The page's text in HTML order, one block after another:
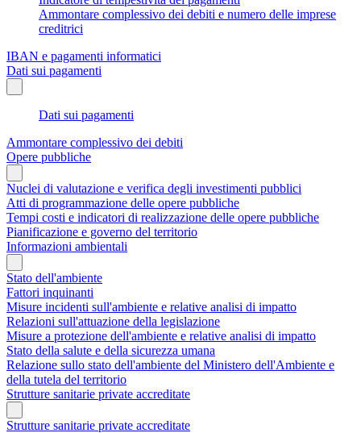
Ammontare complessivo dei debiti e numero delle imprese
creditrici
IBAN e pagamenti informatici
Dati sui pagamenti
Dati sui pagamenti
Ammontare complessivo dei debiti
Opere pubbliche
Nuclei di valutazione e verifica degli investimenti pubblici
Atti di programmazione delle opere pubbliche
Tempi costi e indicatori di realizzazione delle opere pubbliche
Pianificazione e governo del territorio
Informazioni ambientali
Stato dell'ambiente
Fattori inquinanti
Misure incidenti sull'ambiente e relative analisi di impatto
Relazioni sull'attuazione della legislazione
Misure a protezione dell'ambiente e relative analisi di impatto
Stato della salute e della sicurezza umana
Relazione sullo stato dell'ambiente del Ministero dell'Ambiente e
della tutela del territorio
Strutture sanitarie private accreditate
Strutture sanitarie private accreditate